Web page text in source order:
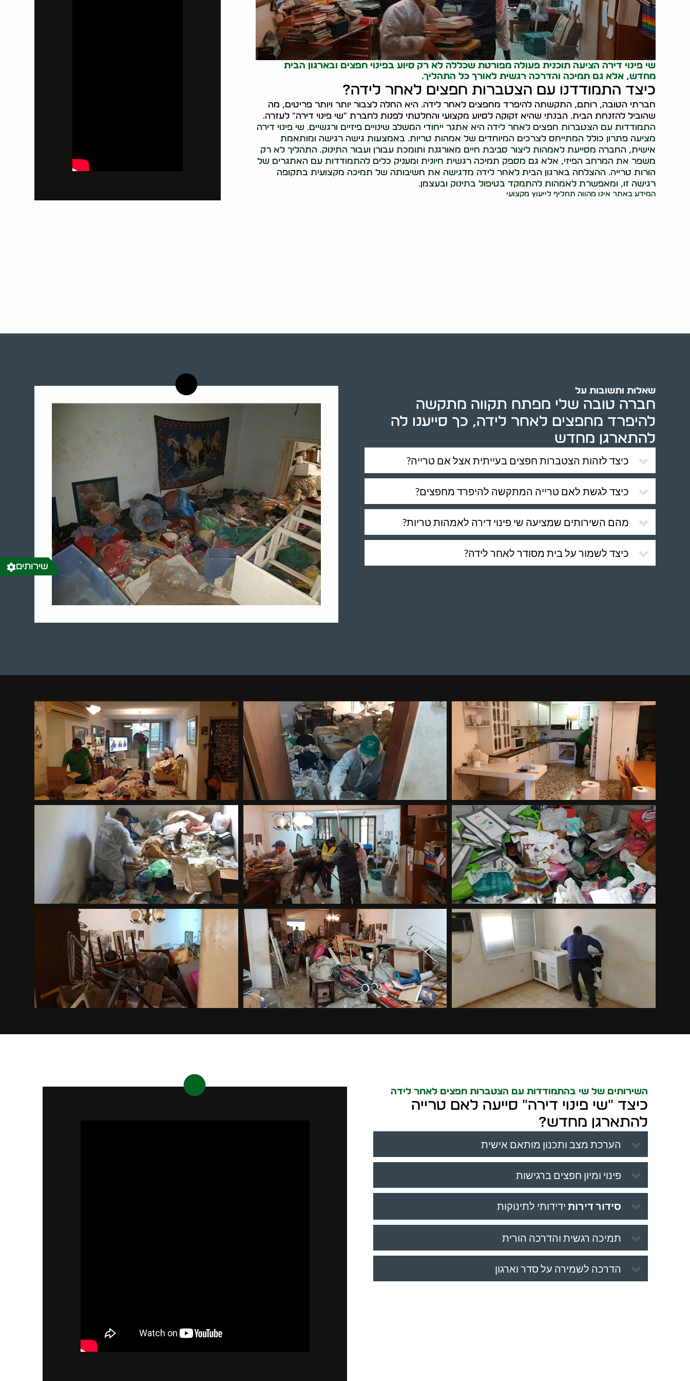
שי פינוי דירה הציעה תוכנית פעולה מפורטת שכללה לא רק סיוע בפינוי חפצים ובארגון הבית
מחדש, אלא גם תמיכה והדרכה רגשית לאורך כל התהליך.
כיצד התמודדנו עם הצטברות חפצים לאחר לידה?
חברתי הטובה, רותם, התקשתה להיפרד מחפצים לאחר לידה. היא החלה לצבור יותר ויותר פריטים, מה
שהוביל להזנחת הבית. הבנתי שהיא זקוקה לסיוע מקצועי והחלטתי לפנות לחברת "שי פינוי דירה" לעזרה.
התמודדות עם הצטברות חפצים לאחר לידה היא אתגר ייחודי המשלב שינויים פיזיים ורגשיים. שי פינוי דירה
מציעה פתרון כולל המתייחס לצרכים המיוחדים של אמהות טריות. באמצעות גישה רגישה ומותאמת
אישית, החברה מסייעת לאמהות ליצור סביבת חיים מאורגנת ותומכת עבורן ועבור התינוק. התהליך לא רק
משפר את המרחב הפיזי, אלא גם מספק תמיכה רגשית חיונית ומעניק כלים להתמודדות עם האתגרים של
הורות טרייה. ההצלחה בארגון הבית לאחר לידה מדגישה את חשיבותה של תמיכה מקצועית בתקופה
רגישה זו, ומאפשרת לאמהות להתמקד בטיפול בתינוק ובעצמן.
המידע באתר אינו מהווה תחליף לייעוץ מקצועי
שאלות ותשובות על
חברה טובה שלי מפתח תקווה מתקשה
להיפרד מחפצים לאחר לידה, כך סייענו לה
להתארגן מחדש
כיצד לזהות הצטברות חפצים בעייתית אצל אם טרייה?
כיצד לגשת לאם טרייה המתקשה להיפרד מחפצים?
מהם השירותים שמציעה שי פינוי דירה לאמהות טריות?
כיצד לשמור על בית מסודר לאחר לידה?
השירותים של שי בהתמודדות עם הצטברות חפצים לאחר לידה
כיצד "שי פינוי דירה" סייעה לאם טרייה
להתארגן מחדש?
הערכת מצב ותכנון מותאם אישית
פינוי ומיון חפצים ברגישות
סידור דירות ידידותי לתינוקות
תמיכה רגשית והדרכה הורית
הדרכה לשמירה על סדר וארגון
שירותים